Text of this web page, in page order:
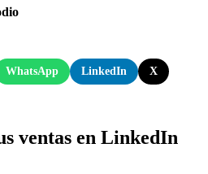
WhatsApp LinkedIn X
ventas en LinkedIn